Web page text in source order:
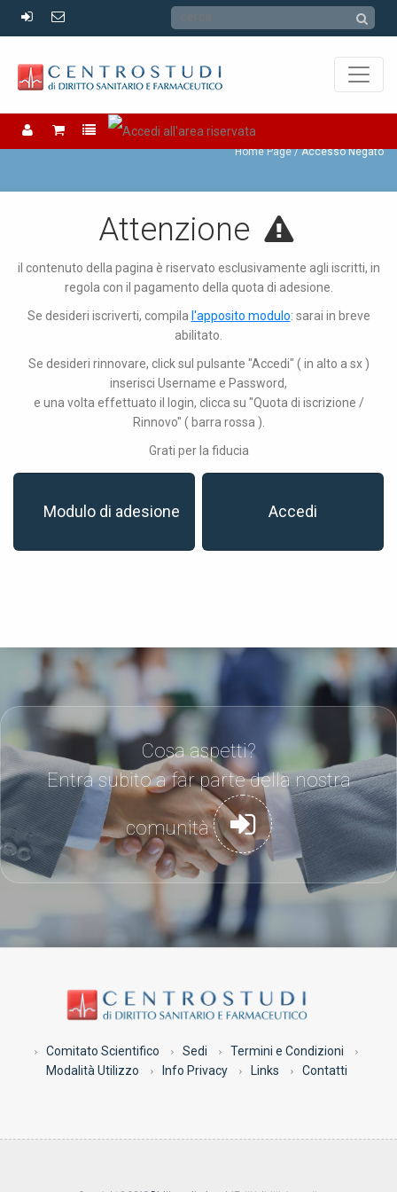
Accesso Negato
Home Page Accesso Negato
Attenzione
il contenuto della pagina è riservato esclusivamente agli iscritti, in
regola con il pagamento della quota di adesione.
Se desideri iscriverti, compila l'apposito modulo: sarai in breve
abilitato.
Se desideri rinnovare, click sul pulsante "Accedi" ( in alto a sx )
inserisci Username e Password,
e una volta effettuato il login, clicca su "Quota di iscrizione /
Rinnovo" ( barra rossa ).
Grati per la fiducia
Modulo di adesione Accedi
Cosa aspetti?
Entra subito a far parte della nostra
comunità
Comitato Scientifico Sedi
Termini e Condizioni
Modalità Utilizzo
Info Privacy Links Contatti